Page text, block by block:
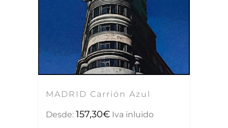
MADRID Carrión Azul
Desde: 157,30€ Iva inluido